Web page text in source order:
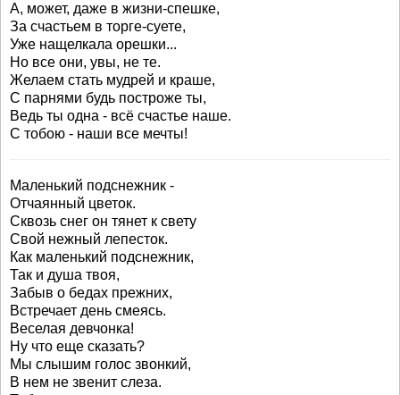
А, может, даже в жизни-спешке,
За счастьем в торге-суете,
Уже нащелкала орешки...
Но все они, увы, не те.
Желаем стать мудрей и краше,
С парнями будь построже ты,
Ведь ты одна - всё счастье наше.
С тобою - наши все мечты!
Маленький подснежник -
Отчаянный цветок.
Сквозь снег он тянет к свету
Свой нежный лепесток.
Как маленький подснежник,
Так и душа твоя,
Забыв о бедах прежних,
Встречает день смеясь.
Веселая девчонка!
Ну что еще сказать?
Мы слышим голос звонкий,
В нем не звенит слеза.